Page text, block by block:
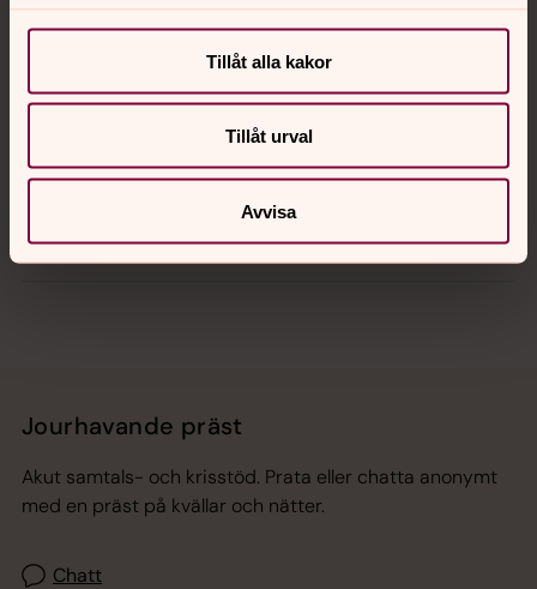
Tillåt alla kakor
Tillåt urval
Avvisa
Sociala kanaler
Jourhavande präst
Akut samtals- och krisstöd. Prata eller chatta anonymt
med en präst på kvällar och nätter.
Chatt